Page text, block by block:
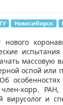
Новосибирск
массовую
оспой или
член-корр.
вирусолог и